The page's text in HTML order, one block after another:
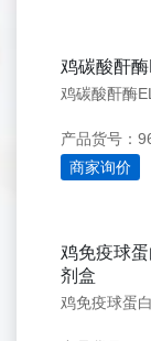
鸡碳酸酐
产品货号：
商家询价
鸡免疫球
剂盒